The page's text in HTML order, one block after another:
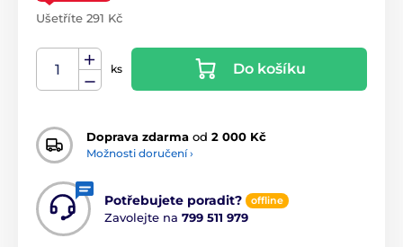
Ušetříte 291 Kč
ks Do košíku
Doprava zdarma od 2 000 Kč
Možnosti doručení ›
Potřebujete poradit? offline
Zavolejte na 799 511 979